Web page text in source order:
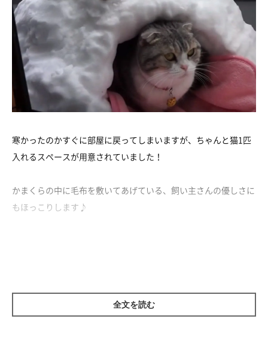
寒かったのかすぐに部屋に戻ってしまいますが、ちゃんと猫1匹
入れるスペースが用意されていました！
かまくらの中に毛布を敷いてあげている、飼い主さんの優しさに
もほっこりします♪
全文を読む